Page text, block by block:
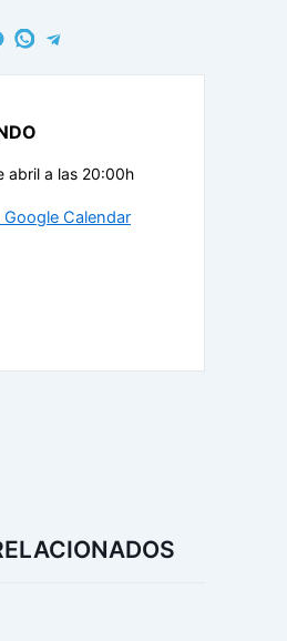
abril a las 20:00h
Google Calendar